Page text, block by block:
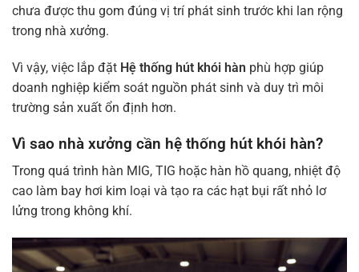
chưa được thu gom đúng vị trí phát sinh trước khi lan rộng
trong nhà xưởng.
Vì vậy, việc lắp đặt Hệ thống hút khói hàn phù hợp giúp
doanh nghiệp kiểm soát nguồn phát sinh và duy trì môi
trường sản xuất ổn định hơn.
Vì sao nhà xưởng cần hệ thống hút khói hàn?
Trong quá trình hàn MIG, TIG hoặc hàn hồ quang, nhiệt độ
cao làm bay hơi kim loại và tạo ra các hạt bụi rất nhỏ lơ
lửng trong không khí.